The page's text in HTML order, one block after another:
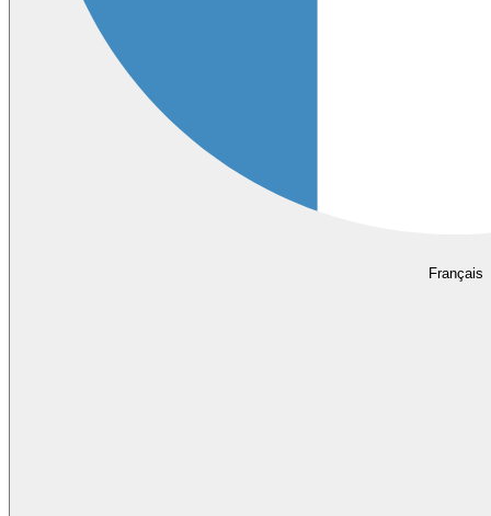
Français